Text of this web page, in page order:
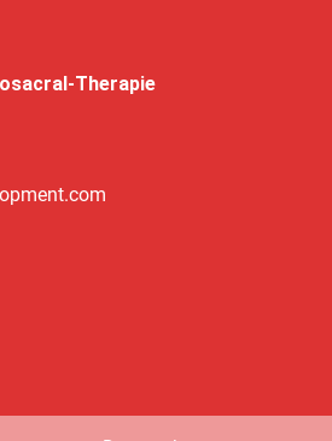
Therapie